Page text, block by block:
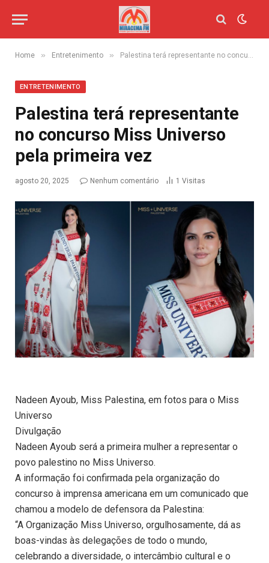
Home » Entretenimento » Palestina terá representante no concurso Miss Universo pela primeira vez
ENTRETENIMENTO
Palestina terá representante
no concurso Miss Universo
pela primeira vez
agosto 20, 2025 Nenhum comentário 1 Visitas
Nadeen Ayoub, Miss Palestina, em fotos para o Miss
Universo
Divulgação
Nadeen Ayoub será a primeira mulher a representar o
povo palestino no Miss Universo.
A informação foi confirmada pela organização do
concurso à imprensa americana em um comunicado que
chamou a modelo de defensora da Palestina:
“A Organização Miss Universo, orgulhosamente, dá as
boas-vindas às delegações de todo o mundo,
celebrando a diversidade, o intercâmbio cultural e o